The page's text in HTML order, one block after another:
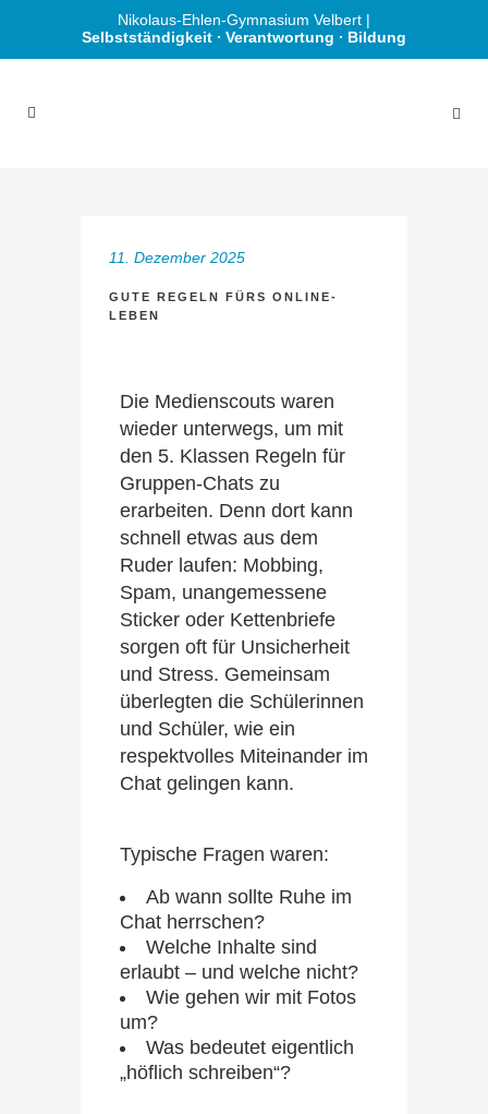
Nikolaus-Ehlen-Gymnasium Velbert |
Selbstständigkeit ∙ Verantwortung ∙ Bildung
11. Dezember 2025
GUTE REGELN FÜRS ONLINE-
LEBEN
Die Medienscouts waren
wieder unterwegs, um mit
den 5. Klassen Regeln für
Gruppen-Chats zu
erarbeiten. Denn dort kann
schnell etwas aus dem
Ruder laufen: Mobbing,
Spam, unangemessene
Sticker oder Kettenbriefe
sorgen oft für Unsicherheit
und Stress. Gemeinsam
überlegten die Schülerinnen
und Schüler, wie ein
respektvolles Miteinander im
Chat gelingen kann.
Typische Fragen waren:
Ab wann sollte Ruhe im
Chat herrschen?
Welche Inhalte sind
erlaubt – und welche nicht?
Wie gehen wir mit Fotos
um?
Was bedeutet eigentlich
„höflich schreiben“?